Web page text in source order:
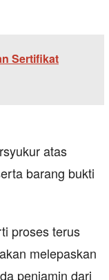
Sertifikat
atas
barang bukti
proses terus
melepaskan
penjamin dari